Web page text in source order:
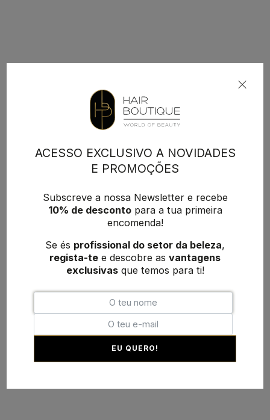
ACESSO EXCLUSIVO A NOVIDADES
E PROMOÇÕES
Subscreve a nossa Newsletter e recebe
10% de descontopara a tua primeira
encomenda!
Se és profissional do setor da beleza,
regista-te e descobre as vantagens
exclusivasque temos para ti!
EU QUERO!